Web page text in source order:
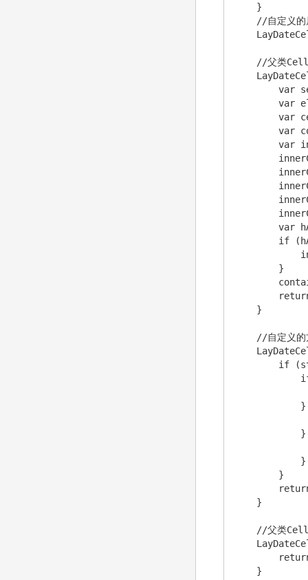
    }
//自定义的
//父类
var
var
var
var
var
var
if
        }
    }
//自定义的
if
            }
        }
    }
//父类
    }